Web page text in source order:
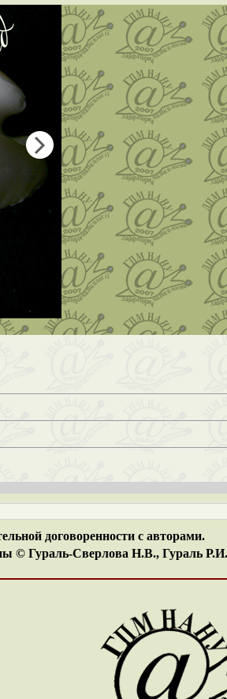
договоренности с авторами.
© Гураль-Сверлова Н.В., Гураль Р.И.